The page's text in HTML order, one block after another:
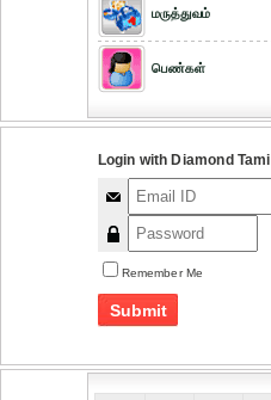
மருத்துவம்
பெண்கள்
Login with Diamond Tamil
Remember Me